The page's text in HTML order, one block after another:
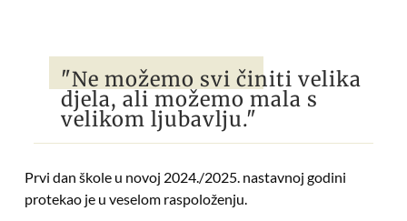
"Ne možemo svi činiti velika
djela, ali možemo mala s
velikom ljubavlju."
Prvi dan škole u novoj 2024./2025. nastavnoj godini
protekao je u veselom raspoloženju.